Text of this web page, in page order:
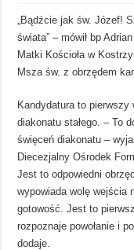
„Bądźcie jak św. Józef!
świata” – mówił bp
Matki Kościoła w
Msza św. z obrzędem
Kandydatura to pierwszy
diakonatu stałego. – To
święceń diakonatu –
Diecezjalny Ośrodek
Jest to odpowiedni
wypowiada wolę wejścia
gotowość. Jest to
rozpoznaje powołanie i
dodaje.